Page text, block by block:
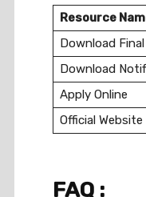
Resource
Download
Download
Apply Online
Official Website
FAQ :